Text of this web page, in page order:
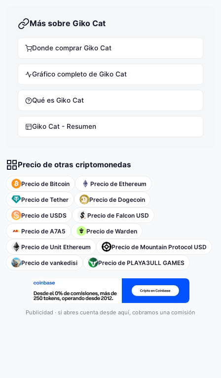
Más sobre Giko Cat
Donde comprar Giko Cat
Gráfico completo de Giko Cat
Qué es Giko Cat
Giko Cat - Resumen
Precio de otras criptomonedas
Precio de Bitcoin Precio de Ethereum
Precio de Tether Precio de Dogecoin
Precio de USDS Precio de Falcon USD
Precio de A7A5 Precio de Warden
Precio de Unit Ethereum Precio de Mountain Protocol USD
Precio de vankedisi Precio de PLAYA3ULL GAMES
Publicidad · si abres cuenta desde aquí, cobramos una comisión